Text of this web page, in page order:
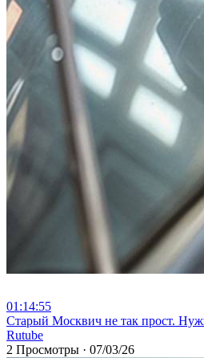
01:14:55
⁣Старый Москвич не так прост.
Rutube
2 Просмотры · 07/03/26